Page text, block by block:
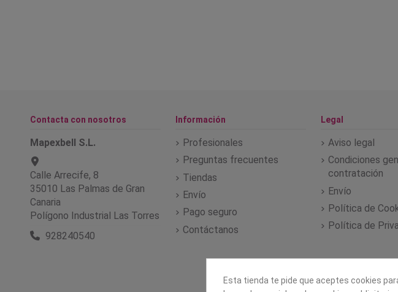
Contacta con nosotros
Mapexbell S.L.
Calle Arrecife, 8
35010 Las Palmas de Gran
Canaria
Polígono Industrial Las Torres
928240540
Información
Profesionales
Preguntas frecuentes
Tiendas
Envío
Pago seguro
Contáctanos
Legal
Aviso legal
Condiciones
contratación
Envío
Política de
Política de
Esta tienda te pide que aceptes cookies